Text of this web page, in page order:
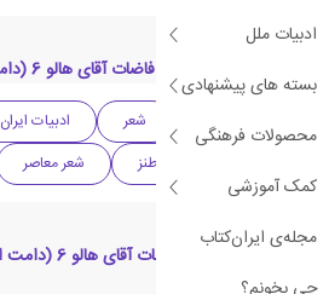
ادبیات ملل
بسته های پیشنهادی
محصولات فرهنگی
کمک آموزشی
مجله‌ی ایران‌کتاب
دسته بندی های کتاب افاضات آقای هالو 6 (دامت افاضاته)
ادبیات معاصر شعر ادبیات ایران
شعر طنز شعر معاصر
کتاب های مرتبط با افاضات آقای هالو 6 (دامت افاضاته)